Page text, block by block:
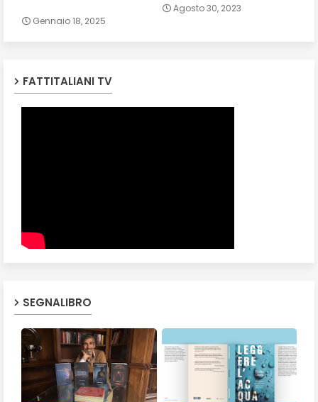
Gennaio 18, 2025
Agosto 30, 2023
FATTITALIANI TV
SEGNALIBRO